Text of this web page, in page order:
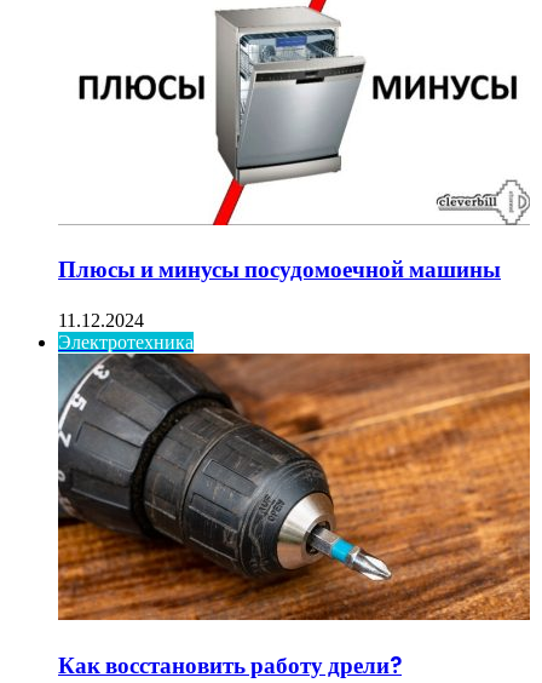
Плюсы и минусы посудомоечной машины
11.12.2024
Электротехника
Как восстановить работу дрели?